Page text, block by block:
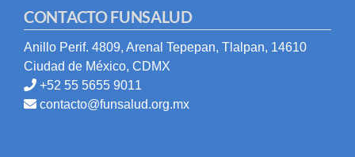
CONTACTO FUNSALUD
Anillo Perif. 4809, Arenal Tepepan, Tlalpan, 14610
Ciudad de México, CDMX
+52 55 5655 9011
contacto@funsalud.org.mx